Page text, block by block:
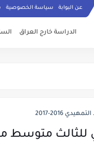
عن البوابة سياسة الخصوصية
الدراسة خارج العراق
2016-2017
للثالث متوسط